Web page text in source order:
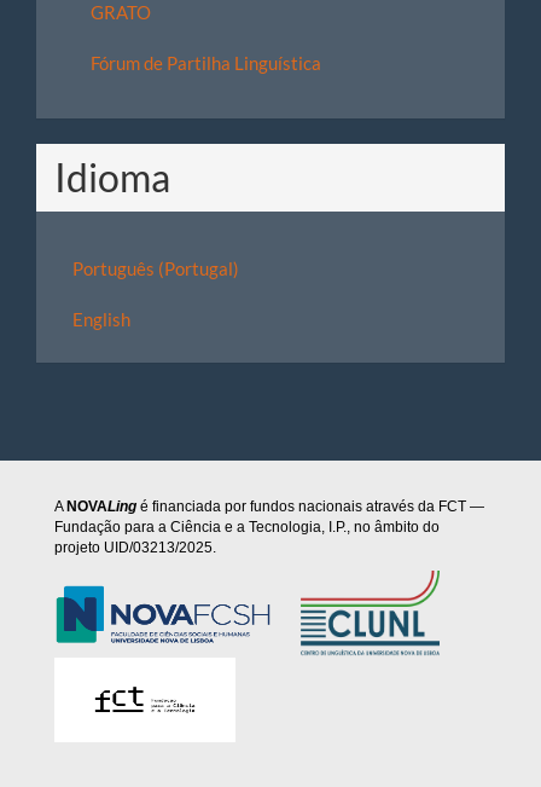
GRATO
Fórum de Partilha Linguística
Idioma
Português (Portugal)
English
ANOVALing é financiada por fundos nacionais através da FCT —
Fundação para a Ciência e a Tecnologia, I.P., no âmbito do
projeto UID/03213/2025.